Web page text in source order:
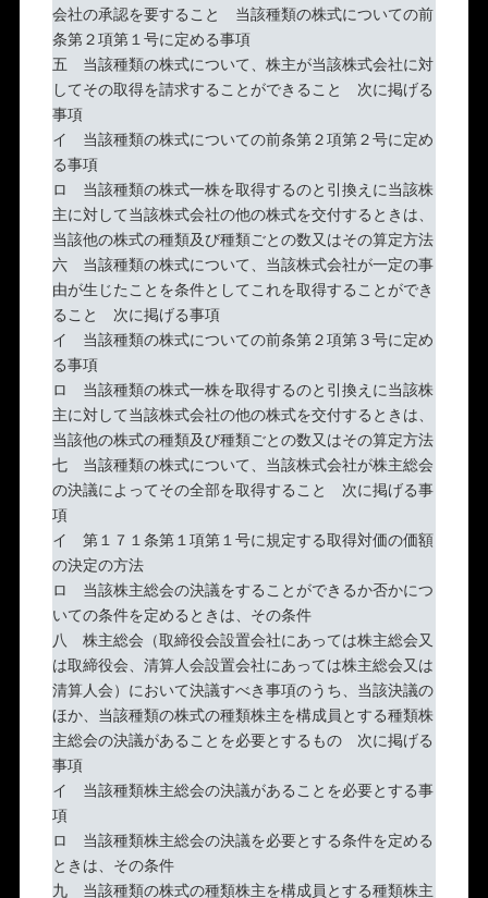
会社の承認を要すること 当該種類の株式についての前
条第２項第１号に定める事項
五 当該種類の株式について、株主が当該株式会社に対
してその取得を請求することができること 次に掲げる
事項
イ 当該種類の株式についての前条第２項第２号に定め
る事項
ロ 当該種類の株式一株を取得するのと引換えに当該株
主に対して当該株式会社の他の株式を交付するときは、
当該他の株式の種類及び種類ごとの数又はその算定方法
六 当該種類の株式について、当該株式会社が一定の事
由が生じたことを条件としてこれを取得することができ
ること 次に掲げる事項
イ 当該種類の株式についての前条第２項第３号に定め
る事項
ロ 当該種類の株式一株を取得するのと引換えに当該株
主に対して当該株式会社の他の株式を交付するときは、
当該他の株式の種類及び種類ごとの数又はその算定方法
七 当該種類の株式について、当該株式会社が株主総会
の決議によってその全部を取得すること 次に掲げる事
項
イ 第１７１条第１項第１号に規定する取得対価の価額
の決定の方法
ロ 当該株主総会の決議をすることができるか否かにつ
いての条件を定めるときは、その条件
八 株主総会（取締役会設置会社にあっては株主総会又
は取締役会、清算人会設置会社にあっては株主総会又は
清算人会）において決議すべき事項のうち、当該決議の
ほか、当該種類の株式の種類株主を構成員とする種類株
主総会の決議があることを必要とするもの 次に掲げる
事項
イ 当該種類株主総会の決議があることを必要とする事
項
ロ 当該種類株主総会の決議を必要とする条件を定める
ときは、その条件
九 当該種類の株式の種類株主を構成員とする種類株主